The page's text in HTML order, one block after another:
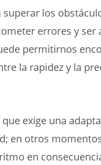
los
errores y ser
permitirnos
la rapidez y la
exige una
en otros
en